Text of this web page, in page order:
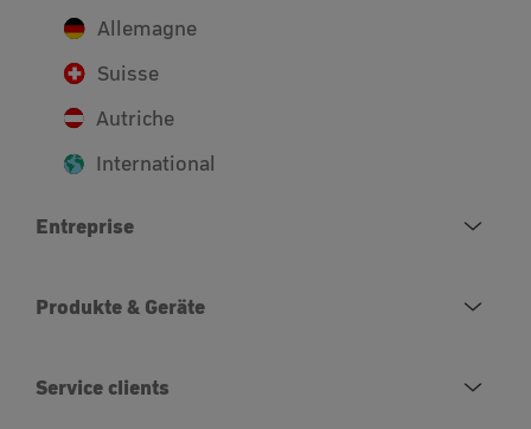
Allemagne
Suisse
Autriche
International
Entreprise
Produkte & Geräte
Service clients